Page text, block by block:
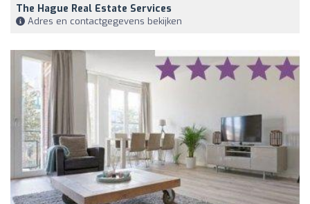
The Hague Real Estate Services
Adres en contactgegevens bekijken